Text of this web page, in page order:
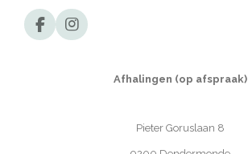
F
a
I
n
Afhalingen (op afspraak)
Pieter Goruslaan 8